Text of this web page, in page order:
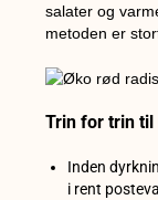
salater og
metoden er
Trin for trin
Inden
i rent